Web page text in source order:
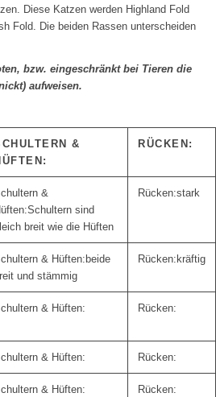
Diese Katzen werden Highland Fold
Fold. Die beiden Rassen unterscheiden
bzw. eingeschränkt bei Tieren die
aufweisen.
&
RÜCKEN:
Schultern sind
breit wie die Hüften
stark
beide
und stämmig
kräftig